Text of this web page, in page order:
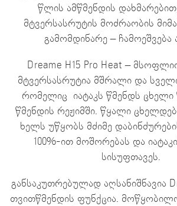
წლის ამწმენდის
მტვერსასრუტის მოძრაობის
გამომდინარე – ჩამოეშვება
Dreame H15 Pro Heat –
მტვერსასრუტია მშრალი და
რომელიც
იატაკს წმენდს
წმენდის რეჟიმში. წყალი
ხელს უწყობს მძიმე
100%-ით მოშორებას და
სისუფთავეს.
განსაკუთრებულად აღსანიშნავია
თვითწმენდის ფუნქცია.